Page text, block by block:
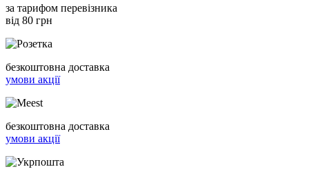
за тарифом перевізника
від 80 грн
безкоштовна доставка
умови акції
безкоштовна доставка
умови акції